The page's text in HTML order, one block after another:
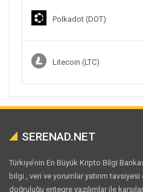
Polkadot (DOT)
Litecoin (LTC)
SERENAD.NET
Türkiye’nin En Büyük Kripto Bilgi
bilgi , veri ve yorumlar yatırım
doğruluğu entegre yazılımlar ile